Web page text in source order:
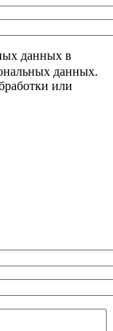
данных в
данных.
или